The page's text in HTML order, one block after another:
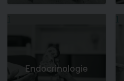
1
Endocrinologie
1